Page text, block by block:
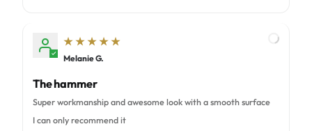
Melanie G.
The hammer
Super workmanship and awesome look with a smooth surface
I can only recommend it